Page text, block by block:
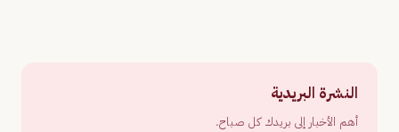
النشرة البريدية
أهم الأخبار إلى بريدك كل صباح.